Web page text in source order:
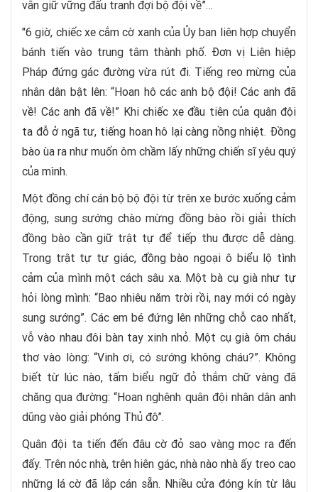
vẫn giữ vững đấu tranh đợi bộ đội về”…
"6 giờ, chiếc xe cắm cờ xanh của Ủy ban liên hợp chuyển
bánh tiến vào trung tâm thành phố. Đơn vị Liên hiệp
Pháp đứng gác đường vừa rút đi. Tiếng reo mừng của
nhân dân bật lên: “Hoan hô các anh bộ đội! Các anh đã
về! Các anh đã về!” Khi chiếc xe đầu tiên của quân đội
ta đỗ ở ngã tư, tiếng hoan hô lại càng nồng nhiệt. Đồng
bào ùa ra như muốn ôm chầm lấy những chiến sĩ yêu quý
của mình.
Một đồng chí cán bộ bộ đội từ trên xe bước xuống cảm
động, sung sướng chào mừng đồng bào rồi giải thích
đồng bào cần giữ trật tự để tiếp thu được dễ dàng.
Trong trật tự tự giác, đồng bào ngoại ô biểu lộ tình
cảm của mình một cách sâu xa. Một bà cụ già như tự
hỏi lòng mình: “Bao nhiêu năm trời rồi, nay mới có ngày
sung sướng”. Các em bé đứng lên những chỗ cao nhất,
vỗ vào nhau đôi bàn tay xinh nhỏ. Một cụ già ôm cháu
thơ vào lòng: “Vinh ơi, có sướng không cháu?”. Không
biết từ lúc nào, tấm biểu ngữ đỏ thắm chữ vàng đã
chăng qua đường: “Hoan nghênh quân đội nhân dân anh
dũng vào giải phóng Thủ đô”.
Quân đội ta tiến đến đâu cờ đỏ sao vàng mọc ra đến
đấy. Trên nóc nhà, trên hiên gác, nhà nào nhà ấy treo cao
những lá cờ đã lắp cán sẵn. Nhiều cửa đóng kín từ lâu